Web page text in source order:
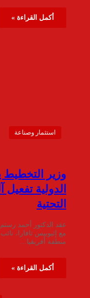
أكمل القراءة »
استثمار وصناعة
وزير
الدولية
التحتية
عقد الدكتور أحمد
مع إثيوبيس تافارا،
منطقة أفريقيا…
أكمل القراءة »